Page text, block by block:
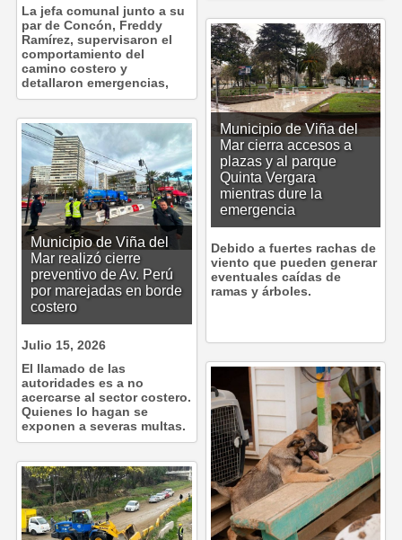
La jefa comunal junto a su
par de Concón, Freddy
Ramírez, supervisaron el
comportamiento del
camino costero y
detallaron emergencias,
Municipio de Viña del
Mar cierra accesos a
plazas y al parque
Quinta Vergara
mientras dure la
emergencia
Debido a fuertes rachas de
viento que pueden generar
eventuales caídas de
ramas y árboles.
Municipio de Viña del
Mar realizó cierre
preventivo de Av. Perú
por marejadas en borde
costero
Julio 15, 2026
El llamado de las
autoridades es a no
acercarse al sector costero.
Quienes lo hagan se
exponen a severas multas.